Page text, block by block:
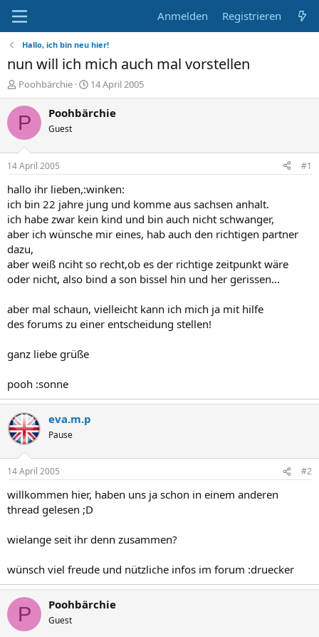
Anmelden Registrieren
Hallo, ich bin neu hier!
nun will ich mich auch mal vorstellen
E
r
s
e
r
Poohbärchie
E
r
s
t
a
14 April 2005
P Poohbärchie
Guest
14 April 2005 #1
hallo ihr lieben,:winken:
ich bin 22 jahre jung und komme aus sachsen anhalt.
ich habe zwar kein kind und bin auch nicht schwanger,
aber ich wünsche mir eines, hab auch den richtigen partner
dazu,
aber weiß nciht so recht,ob es der richtige zeitpunkt wäre
oder nicht, also bind a son bissel hin und her gerissen...
aber mal schaun, vielleicht kann ich mich ja mit hilfe
des forums zu einer entscheidung stellen!
ganz liebe grüße
pooh :sonne
eva.m.p
Pause
14 April 2005 #2
willkommen hier, haben uns ja schon in einem anderen
thread gelesen ;D
wielange seit ihr denn zusammen?
wünsch viel freude und nützliche infos im forum :druecker
P Poohbärchie
Guest